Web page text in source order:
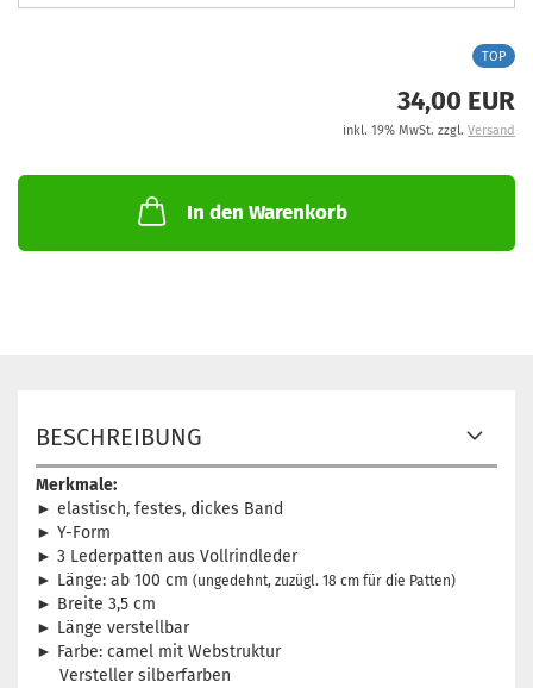
TOP
34,00 EUR
inkl. 19% MwSt. zzgl. Versand
In den Warenkorb
BESCHREIBUNG
Merkmale:
► elastisch, festes, dickes Band
► Y-Form
► 3 Lederpatten aus Vollrindleder
► Länge: ab 100 cm (ungedehnt, zuzügl. 18 cm für die Patten)
► Breite 3,5 cm
► Länge verstellbar
► Farbe: camel mit Webstruktur
Versteller silberfarben